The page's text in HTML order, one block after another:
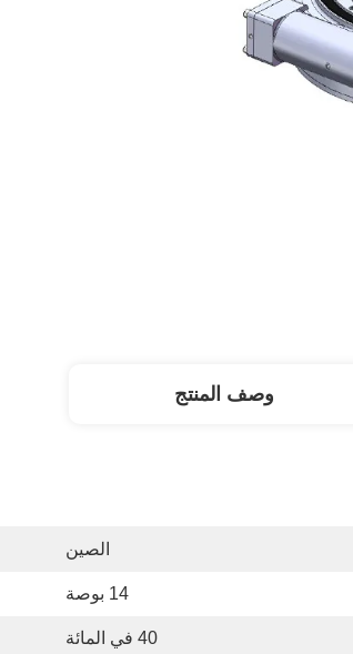
وصف المنتج
الصين
14 بوصة
40 في المائة